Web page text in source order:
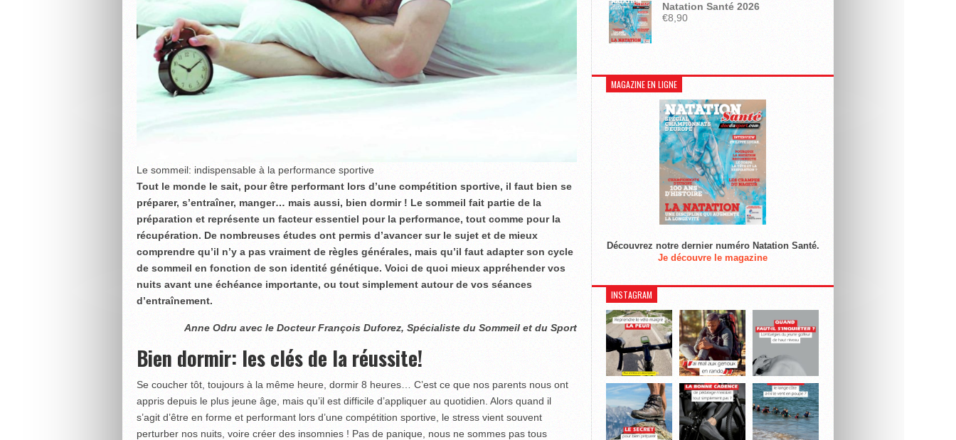
Le sommeil: indispensable à la performance sportive
Tout le monde le sait, pour être performant lors d’une compétition sportive, il faut bien se
préparer, s’entraîner, manger… mais aussi, bien dormir ! Le sommeil fait partie de la
préparation et représente un facteur essentiel pour la performance, tout comme pour la
récupération. De nombreuses études ont permis d’avancer sur le sujet et de mieux
comprendre qu’il n’y a pas vraiment de règles générales, mais qu’il faut adapter son cycle
de sommeil en fonction de son identité génétique. Voici de quoi mieux appréhender vos
nuits avant une échéance importante, ou tout simplement autour de vos séances
d’entraînement.
Anne Odru avec le Docteur François Duforez, Spécialiste du Sommeil et du Sport
Bien dormir: les clés de la réussite!
Se coucher tôt, toujours à la même heure, dormir 8 heures… C’est ce que nos parents nous ont
appris depuis le plus jeune âge, mais qu’il est difficile d’appliquer au quotidien. Alors quand il
s’agit d’être en forme et performant lors d’une compétition sportive, le stress vient souvent
perturber nos nuits, voire créer des insomnies ! Pas de panique, nous ne sommes pas tous
Natation Santé 2026
€8,90
MAGAZINE EN LIGNE
Découvrez notre dernier numéro Natation Santé.
Je découvre le magazine
INSTAGRAM